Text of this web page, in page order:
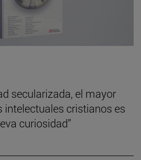
secularizada, el mayor
intelectuales cristianos es
curiosidad”